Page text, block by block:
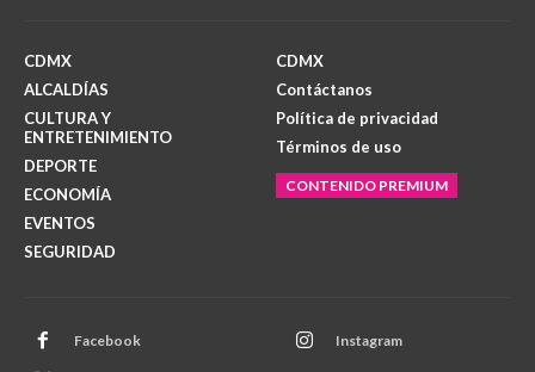
CDMX
ALCALDÍAS
CULTURA Y
ENTRETENIMIENTO
DEPORTE
ECONOMÍA
EVENTOS
SEGURIDAD
CDMX
Contáctanos
Política de privacidad
Términos de uso
CONTENIDO PREMIUM
Facebook Instagram